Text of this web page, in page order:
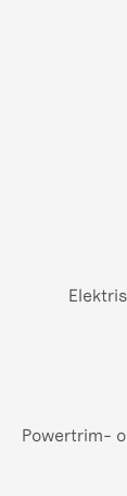
Powertrim-